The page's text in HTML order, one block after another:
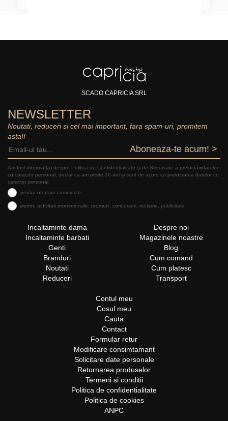
SCADO CAPRICIA SRL
NEWSLETTER
Noutati, reduceri si cel mai important, fara spam-uri, promitem
asta!!
Aboneaza-te acum! >
Am fost informat(a) despre Politica de Confidențialitate şi de Securitate a prelucrăriidatelor
cu caracter personal, declar ca am peste 16 ani și sunt de acord cu prelucrarea datelor cu
caracter personal:
pentru ofertare comerciala
pentru activitati promotionale: promotii, concursuri, reclame, publicitate
Incaltaminte dama
Incaltaminte barbati
Genti
Branduri
Noutati
Reduceri
Despre noi
Magazinele noastre
Blog
Cum comand
Cum platesc
Transport
Contul meu
Cosul meu
Cauta
Contact
Formular retur
Modificare consimtamant
Solicitare date personale
Returnarea produselor
Termeni si conditii
Politica de confidentialitate
Politica de cookies
ANPC